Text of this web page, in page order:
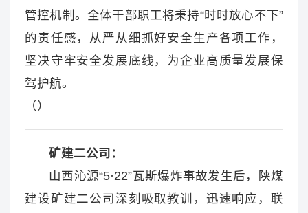
管控机制。全体干部职工将秉持“时时放心不下”
的责任感，从严从细抓好安全生产各项工作，
坚决守牢安全发展底线，为企业高质量发展保
驾护航。
（）
矿建二公司：
山西沁源“5·22”瓦斯爆炸事故发生后，陕煤
建设矿建二公司深刻吸取教训，迅速响应，联